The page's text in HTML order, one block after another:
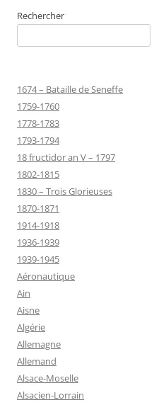
Rechercher
1674 – Bataille de Seneffe
1759-1760
1778-1783
1793-1794
18 fructidor an V – 1797
1802-1815
1830 – Trois Glorieuses
1870-1871
1914-1918
1936-1939
1939-1945
Aéronautique
Ain
Aisne
Algérie
Allemagne
Allemand
Alsace-Moselle
Alsacien-Lorrain